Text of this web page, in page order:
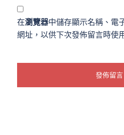
在瀏覽器中儲存顯示名稱、電
網址，以供下次發佈留言時使